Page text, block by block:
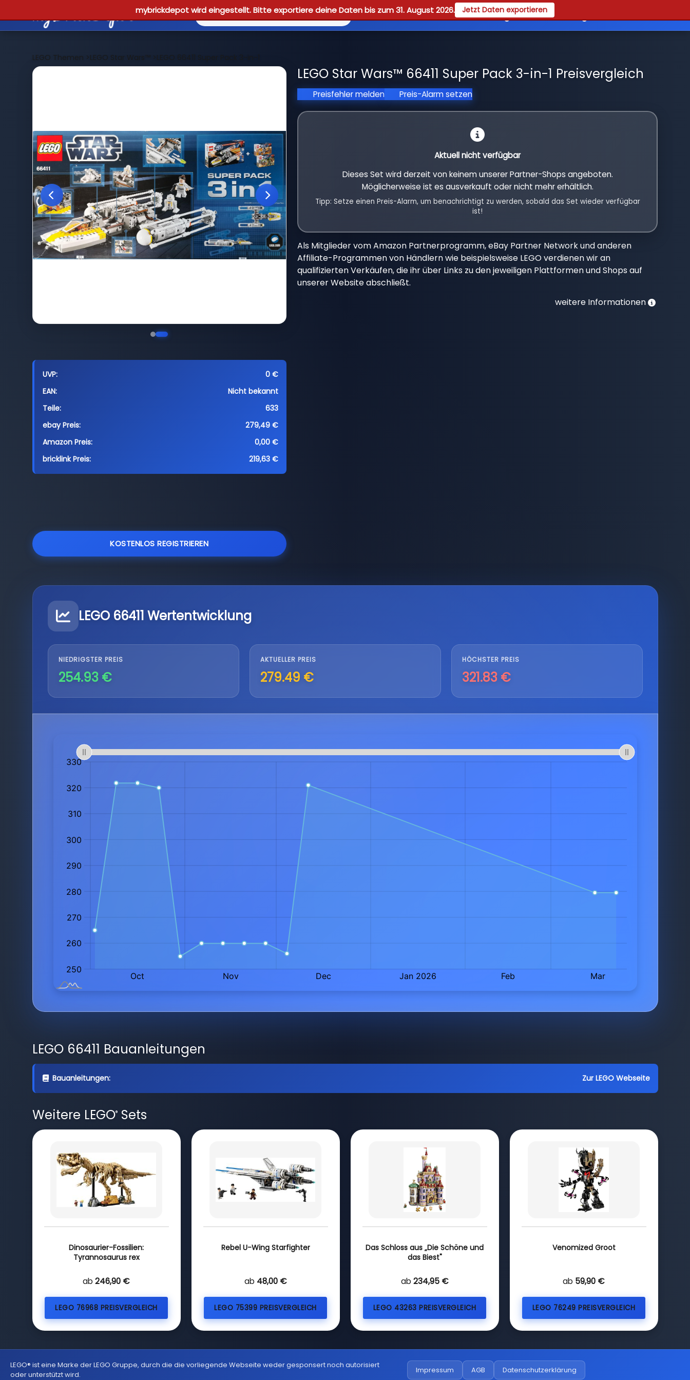
mybrickdepot wird eingestellt. Bitte exportiere deine Daten bis zum 31. August 2026. Jetzt Daten exportieren
Reviews Guides Registrieren
LEGO Themen >LEGO Star Wars™>LEGO 66411 Super Pack 3-in-1
UVP:
0 €
EAN:
Nicht bekannt
Teile:
633
ebay Preis:
279,49 €
Amazon Preis:
0,00 €
bricklink Preis:
219,63 €
KOSTENLOS REGISTRIEREN
LEGO Star Wars™ 66411 Super Pack 3-in-1 Preisvergleich
Preisfehler melden Preis-Alarm setzen
Aktuell nicht verfügbar
Dieses Set wird derzeit von keinem unserer Partner-Shops angeboten.
Möglicherweise ist es ausverkauft oder nicht mehr erhältlich.
Tipp: Setze einen Preis-Alarm, um benachrichtigt zu werden, sobald das Set wieder verfügbar
ist!
Als Mitglieder vom Amazon Partnerprogramm, eBay Partner Network und anderen
Affiliate-Programmen von Händlern wie beispielsweise LEGO verdienen wir an
qualifizierten Verkäufen, die ihr über Links zu den jeweiligen Plattformen und Shops auf
unserer Website abschließt.
weitere Informationen
LEGO 66411 Wertentwicklung
NIEDRIGSTER PREIS
254.93 €
AKTUELLER PREIS
279.49 €
HÖCHSTER PREIS
321.83 €
LEGO 66411 Bauanleitungen
Bauanleitungen: Zur LEGO Webseite
Weitere LEGO®Sets
Dinosaurier-Fossilien:
Tyrannosaurus rex
ab 246,90 €
LEGO 76968 PREISVERGLEICH
Rebel U-Wing Starfighter
ab 48,00 €
LEGO 75399 PREISVERGLEICH
Das Schloss aus „Die Schöne und
das Biest"
ab 234,95 €
LEGO 43263 PREISVERGLEICH
Venomized Groot
ab 59,90 €
LEGO 76249 PREISVERGLEICH
LEGO® ist eine Marke der LEGO Gruppe, durch die die vorliegende Webseite weder gesponsert noch autorisiert
oder unterstützt wird.
Impressum AGB Datenschutzerklärung